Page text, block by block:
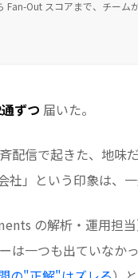
Out スコアまで、チーム
ずつ 届いた。
配信で起きた、地味
」という印象は、
の解析・運用担
は一つも出ていなか